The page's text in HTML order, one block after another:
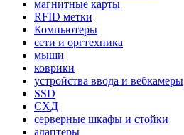
магнитные карты
RFID метки
Компьютеры
сети и оргтехника
мыши
коврики
устройства ввода и вебкамеры
SSD
СХД
серверные шкафы и стойки
адаптеры